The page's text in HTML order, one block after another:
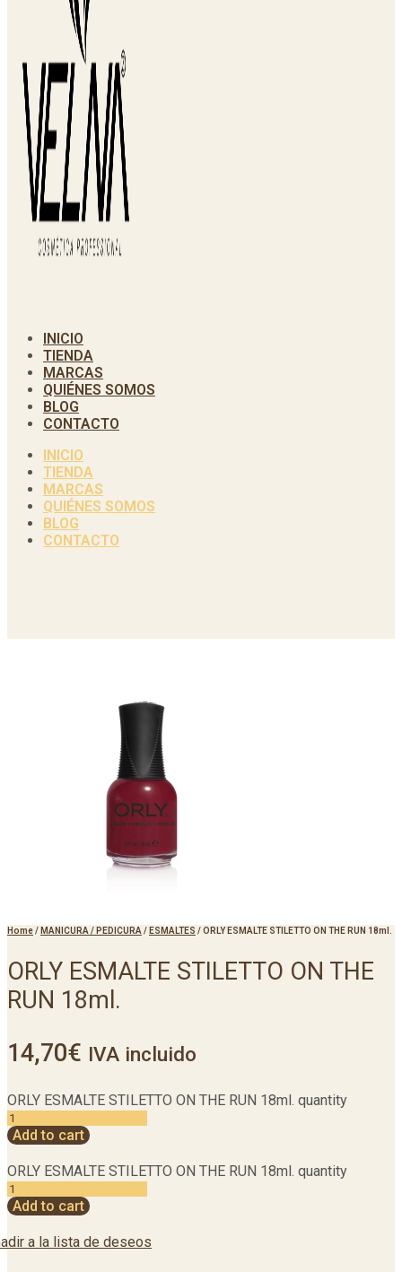
INICIO
TIENDA
MARCAS
QUIÉNES SOMOS
BLOG
CONTACTO
INICIO
TIENDA
MARCAS
QUIÉNES SOMOS
BLOG
CONTACTO
Home/ MANICURA / PEDICURA / ESMALTES /ORLY ESMALTE STILETTO ON THE RUN 18ml.
ORLY ESMALTE STILETTO ON THE
RUN 18ml.
14,70€ IVA incluido
ORLY ESMALTE STILETTO ON THE RUN 18ml. quantity
Add to cart
ORLY ESMALTE STILETTO ON THE RUN 18ml. quantity
Add to cart
a la lista de deseos